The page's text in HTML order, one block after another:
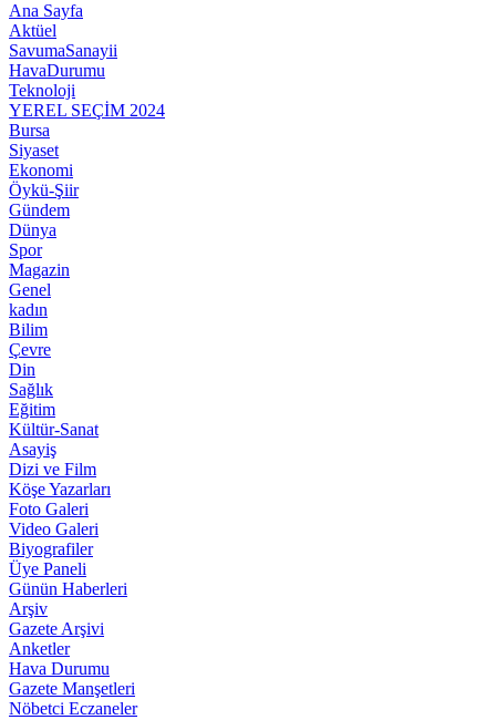
Ana Sayfa
Aktüel
SavumaSanayii
HavaDurumu
Teknoloji
YEREL SEÇİM 2024
Bursa
Siyaset
Ekonomi
Öykü-Şiir
Gündem
Dünya
Spor
Magazin
Genel
kadın
Bilim
Çevre
Din
Sağlık
Eğitim
Kültür-Sanat
Asayiş
Dizi ve Film
Köşe Yazarları
Foto Galeri
Video Galeri
Biyografiler
Üye Paneli
Günün Haberleri
Arşiv
Gazete Arşivi
Anketler
Hava Durumu
Gazete Manşetleri
Nöbetci Eczaneler